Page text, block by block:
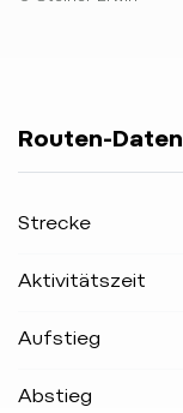
Routen-Daten
Strecke
Aktivitätszeit
Aufstieg
Abstieg